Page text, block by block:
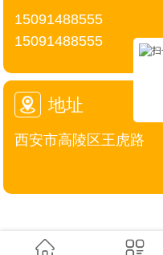
15091488555
15091488555
地址
西安市高陵区王虎路